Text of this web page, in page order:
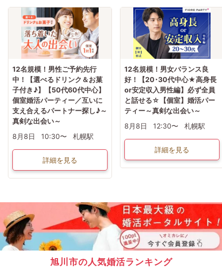
12名規模！男性ご予約先行
中！【選べるドリンク＆お菓
子付き♪】【50代60代中心】
個室婚活パーティー／互いに
支え合えるパートナー探し♪～
真剣な出会い～
8月8日
10:30〜 札幌駅
詳細を見る
12名規模！男女バランス良
好！【20･30代中心★高身長
or安定収入男性編】必ず全員
と話せる☆【個室】婚活パー
ティー～真剣な出会い～
8月8日
12:30〜 札幌駅
詳細を見る
旭川市の人気婚活ランキング